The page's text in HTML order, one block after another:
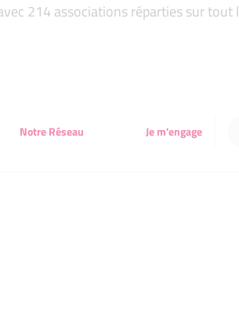
214 associations réparties sur tout
Notre Réseau Je m'engage